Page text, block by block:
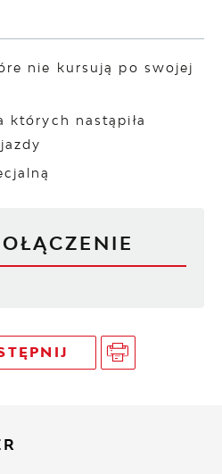
nie kursują po swojej
których nastąpiła